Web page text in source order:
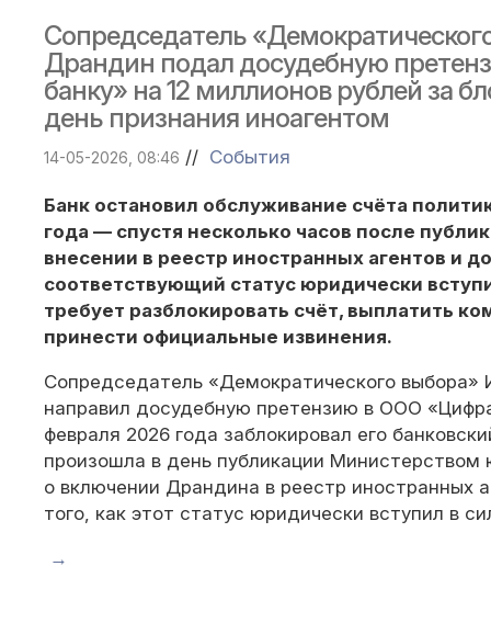
Сопредседатель
Драндин подал досудебную
банку» на 12 миллионов рублей за
день признания иноагентом
14-05-2026, 08:46 // События
Банк остановил обслуживание счёта
года — спустя несколько часов после
внесении в реестр иностранных агентов и
соответствующий статус юридически
требует разблокировать счёт, выплатить
принести официальные извинения.
Сопредседатель «Демократического выбора»
направил досудебную претензию в ООО
февраля 2026 года заблокировал его
произошла в день публикации
о включении Драндина в реестр иностранных
того, как этот статус юридически вступил в
→